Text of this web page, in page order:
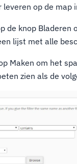
leveren op de map
de knop
lijst met alle
Maken om het
zien als de